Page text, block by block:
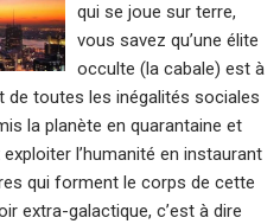
qui se joue sur terre,
vous savez qu’une élite
occulte (la cabale) est à
de toutes les inégalités sociales
la planète en quarantaine et
l’humanité en instaurant
qui forment le corps de cette
extra-galactique, c’est à dire